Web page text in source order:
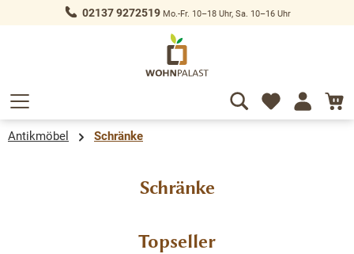
springen 02137 9272519Mo.-Fr. 10–18 Uhr, Sa. 10–16 Uhr
Antikmöbel Schränke
Schränke
Produktgalerie überspringen
Topseller